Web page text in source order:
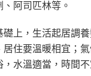
、阿司匹林等。
礎上，生活起居調
居住要溫暖相宜；
，水溫適當，時間